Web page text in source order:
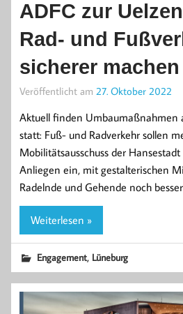
ADFC zur
Rad- und
sicherer machen
Veröffentlicht am 27. Oktober 2022
Aktuell finden Umbaumaßnahmen
statt: Fuß- und Radverkehr sollen
Mobilitätsausschuss der
Anliegen ein, mit gestalterischen
Radelnde und Gehende noch
Weiterlesen »
Engagement, Lüneburg